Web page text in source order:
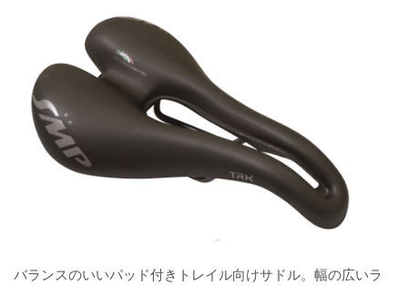
バランスのいいパッド付きトレイル向けサドル。幅の広いラ